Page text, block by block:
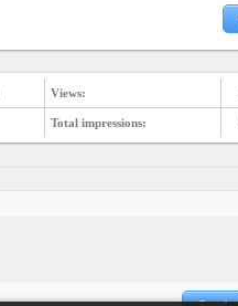
Views:
Total impressions: